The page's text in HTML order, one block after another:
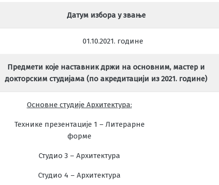
Датум избора у звање
01.10.2021. године
Предмети које наставник држи на основним, мастер и
докторским студијама (по акредитацији из 2021. године)
Основне студије Архитектура:
Технике презентације 1 – Литерарне
форме
Студио 3 – Архитектура
Студио 4 – Архитектура